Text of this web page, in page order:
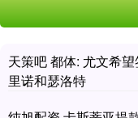
天策吧 都体: 尤文希
里诺和瑟洛特